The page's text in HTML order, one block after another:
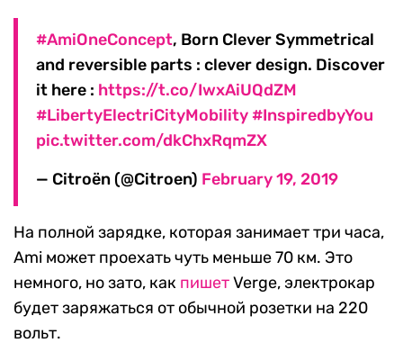
#AmiOneConcept, Born Clever Symmetrical
and reversible parts : clever design. Discover
it here : https://t.co/IwxAiUQdZM
#LibertyElectriCityMobility#InspiredbyYou
pic.twitter.com/dkChxRqmZX
— Citroën (@Citroen) February 19, 2019
На полной зарядке, которая занимает три часа,
Ami может проехать чуть меньше 70 км. Это
немного, но зато, как пишетVerge, электрокар
будет заряжаться от обычной розетки на 220
вольт.